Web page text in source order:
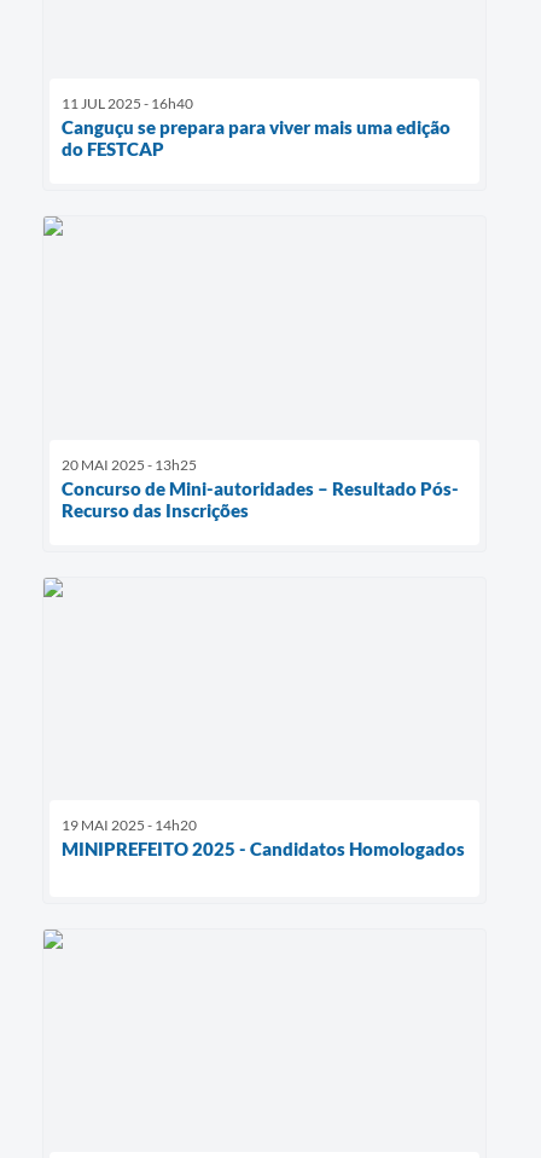
11 JUL 2025 - 16h40
Canguçu se prepara para viver mais uma edição
do FESTCAP
20 MAI 2025 - 13h25
Concurso de Mini-autoridades – Resultado Pós-
Recurso das Inscrições
19 MAI 2025 - 14h20
MINIPREFEITO 2025 - Candidatos Homologados